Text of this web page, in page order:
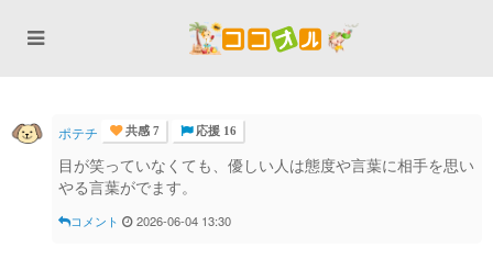
ポテチ 共感 7 応援 16
目が笑っていなくても、優しい人は態度や言葉に相手を思い
やる言葉がでます。
コメント 2026-06-04 13:30